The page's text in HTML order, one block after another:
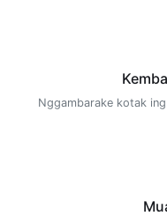
Nggambarake kotak